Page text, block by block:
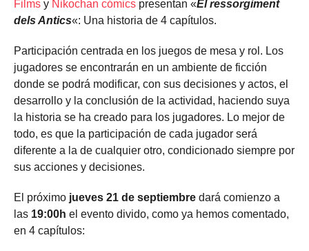
Films y Nikochan cómics presentan «El ressorgiment
dels Antics«: Una historia de 4 capítulos.
Participación centrada en los juegos de mesa y rol. Los
jugadores se encontrarán en un ambiente de ficción
donde se podrá modificar, con sus decisiones y actos, el
desarrollo y la conclusión de la actividad, haciendo suya
la historia se ha creado para los jugadores. Lo mejor de
todo, es que la participación de cada jugador será
diferente a la de cualquier otro, condicionado siempre por
sus acciones y decisiones.
El próximo jueves 21 de septiembre dará comienzo a
las 19:00h el evento divido, como ya hemos comentado,
en 4 capítulos: